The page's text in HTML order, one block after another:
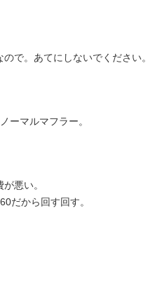
で。あてにしないでください。
ーマルマフラー。
悪い。
だから回す回す。